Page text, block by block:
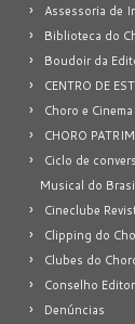
Assessoria de
Biblioteca do
Boudoir da
CENTRO DE
Choro e
CHORO
Ciclo de
Musical do
Cineclube
Clipping do
Clubes do
Conselho
Denúncias